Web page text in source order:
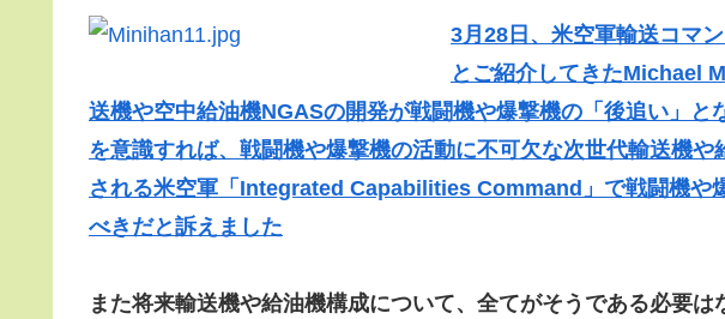
3月28日、米空軍輸送コマ
とご紹介してきたMichael
送機や空中給油機NGASの開発が戦闘機や爆撃機の「後追い」と
を意識すれば、戦闘機や爆撃機の活動に不可欠な次世代輸送機
される米空軍「Integrated Capabilities Command」で戦闘機や
べきだと訴えました
また将来輸送機や給油機構成について、全てがそうである必要